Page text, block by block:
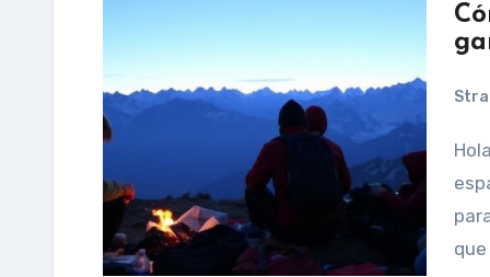
Hola — puedo escribir ese artículo extenso, en